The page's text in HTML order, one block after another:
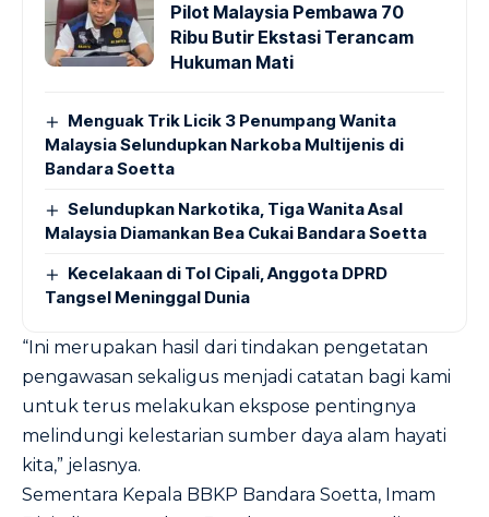
Pilot Malaysia Pembawa 70
Ribu Butir Ekstasi Terancam
Hukuman Mati
Menguak Trik Licik 3 Penumpang Wanita
Malaysia Selundupkan Narkoba Multijenis di
Bandara Soetta
Selundupkan Narkotika, Tiga Wanita Asal
Malaysia Diamankan Bea Cukai Bandara Soetta
Kecelakaan di Tol Cipali, Anggota DPRD
Tangsel Meninggal Dunia
“Ini merupakan hasil dari tindakan pengetatan
pengawasan sekaligus menjadi catatan bagi kami
untuk terus melakukan ekspose pentingnya
melindungi kelestarian sumber daya alam hayati
kita,” jelasnya.
Sementara Kepala BBKP Bandara Soetta, Imam